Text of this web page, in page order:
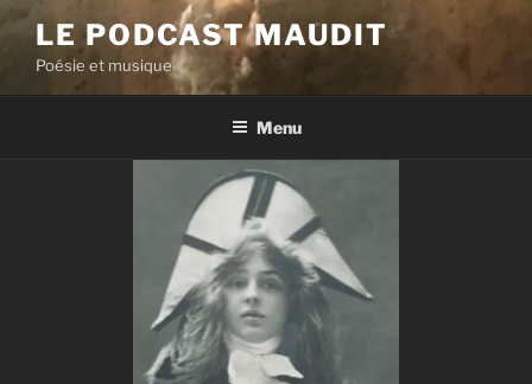
Aller
contenu
principal
LE PODCAST MAUDIT
Poésie et musique
Menu